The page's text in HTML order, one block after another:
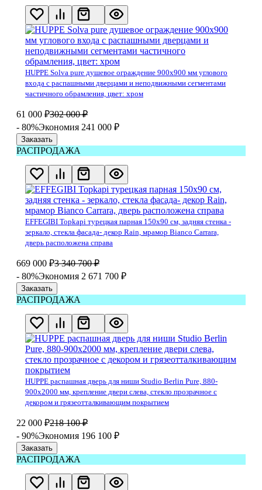
HUPPE Solva pure душевое ограждение 900х900 мм углового
входа с распашными дверцами и неподвижными сегментами
частичного обрамления, цвет: хром
61 000 ₽302 000 ₽
- 80%Экономия 241 000 ₽
Заказать
РАСПРОДАЖА
EFFEGIBI Topkapi турецкая парная 150x90 см, задняя стенка -
зеркало, стекла фасада- декор Rain, мрамор Bianco Carrara,
дверь расположена справа
669 000 ₽3 340 700 ₽
- 80%Экономия 2 671 700 ₽
Заказать
РАСПРОДАЖА
​HUPPE распашная дверь для ниши Studio Berlin Pure, 880-
900х2000 мм, крепление двери слева, стекло прозрачное с
декором и грязеотталкивающим покрытием
22 000 ₽218 100 ₽
- 90%Экономия 196 100 ₽
Заказать
РАСПРОДАЖА